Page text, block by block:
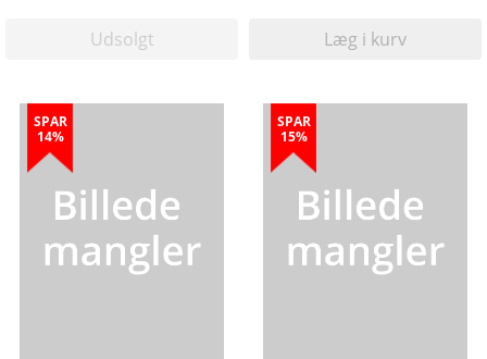
Udsolgt Læg i kurv
SPAR
14%
SPAR
15%